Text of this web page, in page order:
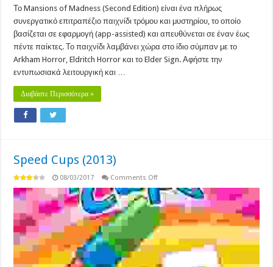
Το Mansions of Madness (Second Edition) είναι ένα πλήρως
συνεργατικό επιτραπέζιο παιχνίδι τρόμου και μυστηρίου, το οποίο
βασίζεται σε εφαρμογή (app-assisted) και απευθύνεται σε έναν έως
πέντε παίκτες. Το παιχνίδι λαμβάνει χώρα στο ίδιο σύμπαν με το
Arkham Horror, Eldritch Horror και το Elder Sign. Αφήστε την
εντυπωσιακά λειτουργική και …
Διαβάστε Περισσότερα »
Speed Cups (2013)
08/03/2017 Comments Offon
Cups
(2013)